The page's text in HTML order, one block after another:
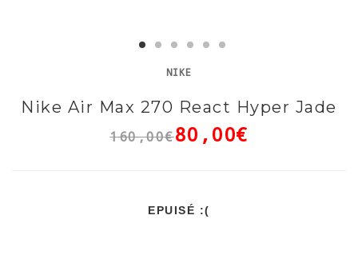
NIKE
Nike Air Max 270 React Hyper Jade
160,00€80,00€
EPUISÉ :(